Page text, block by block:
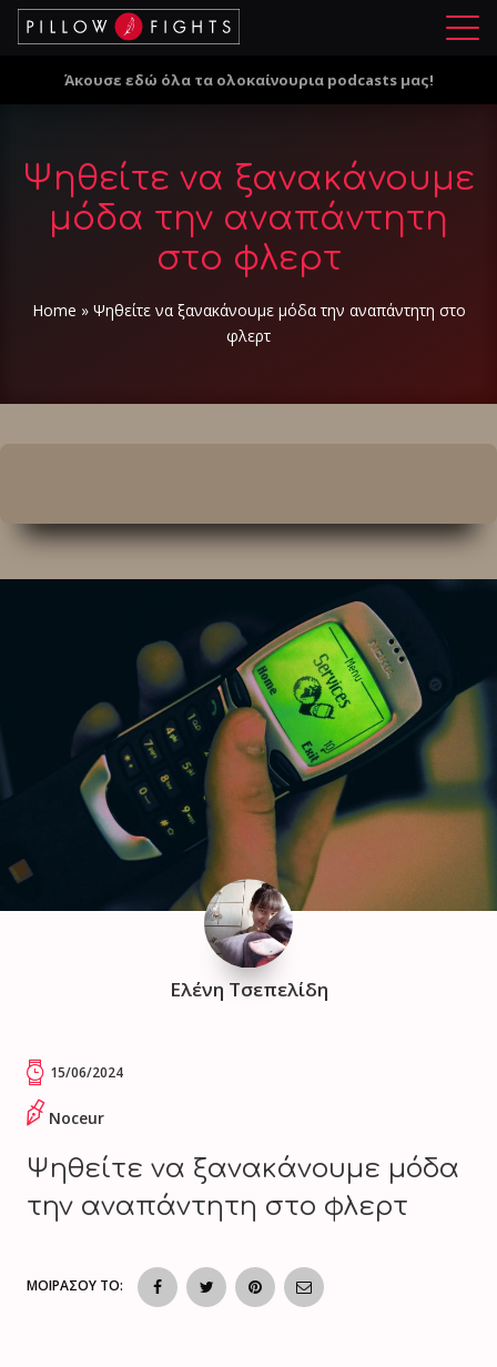
Μ
ο
Άκουσε εδώ όλα τα ολοκαίνουρια podcasts μας!
Ψηθείτε να ξανακάνουμε
μόδα την αναπάντητη
στο φλερτ
Home » Ψηθείτε να ξανακάνουμε μόδα την αναπάντητη στο
φλερτ
Ελένη Τσεπελίδη
15/06/2024
Noceur
Ψηθείτε να ξανακάνουμε μόδα
την αναπάντητη στο φλερτ
ΜΟΙΡΑΣΟΥ ΤΟ: